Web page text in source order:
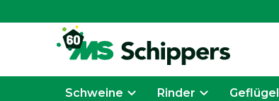
Schweine Rinder Geflügel